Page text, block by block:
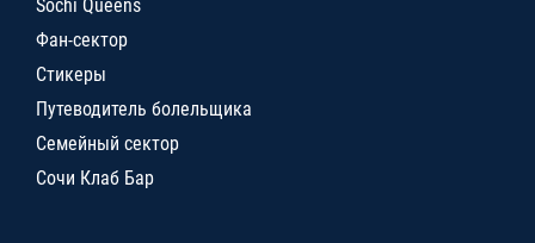
Sochi Queens
Фан-сектор
Стикеры
Путеводитель болельщика
Семейный сектор
Сочи Клаб Бар